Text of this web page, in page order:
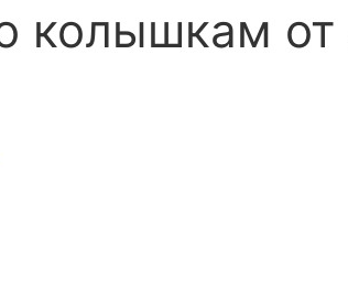
колышкам от